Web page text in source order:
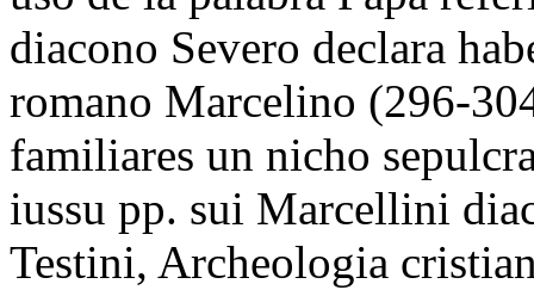
diacono Severo declara
romano Marcelino (296-
familiares un nicho
iussu pp. sui Marcellini
Testini, Archeologia